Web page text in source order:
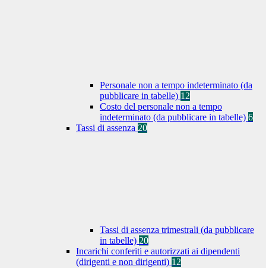
Personale non a tempo indeterminato (da
pubblicare in tabelle) 12
Costo del personale non a tempo
indeterminato (da pubblicare in tabelle) 6
Tassi di assenza 20
Tassi di assenza trimestrali (da pubblicare
in tabelle) 20
Incarichi conferiti e autorizzati ai dipendenti
(dirigenti e non dirigenti) 12